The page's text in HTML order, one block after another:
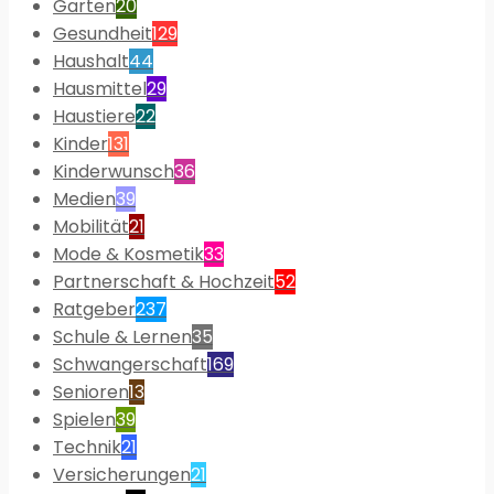
Garten20
Gesundheit129
Haushalt44
Hausmittel29
Haustiere22
Kinder131
Kinderwunsch36
Medien39
Mobilität21
Mode & Kosmetik33
Partnerschaft & Hochzeit52
Ratgeber237
Schule & Lernen35
Schwangerschaft169
Senioren13
Spielen39
Technik21
Versicherungen21